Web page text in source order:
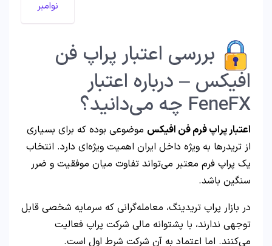
نوامبر
بررسی اعتبار پراپ فن
افیکس – درباره اعتبار
FeneFX چه می‌دانید؟
اعتبار پراپ فرم فن افیکس موضوعی بوده که برای بسیاری
از تریدرها به ویژه داخل ایران اهمیت ویژه‌ای دارد. انتخاب
یک پراپ فرم معتبر می‌تواند تفاوت میان موفقیت و ضرر
سنگین باشد.
در بازار پراپ تریدینگ، معامله‌گرانی که سرمایه شخصی قابل
توجهی ندارند، با پشتوانه مالی شرکت پراپ فعالیت
می‌کنند. اما اعتماد به آن شرکت شرط اول است.